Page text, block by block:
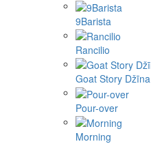
9Barista
Rancilio
Goat Story Džīna
Pour-over
Morning